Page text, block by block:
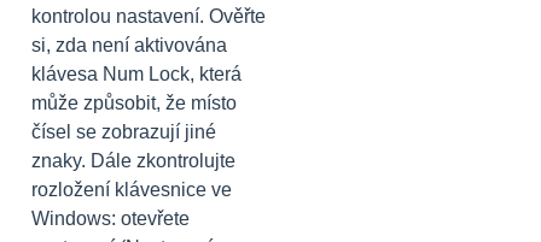
kontrolou nastavení. Ověřte
si, zda není aktivována
klávesa Num Lock, která
může způsobit, že místo
čísel se zobrazují jiné
znaky. Dále zkontrolujte
rozložení klávesnice ve
Windows: otevřete